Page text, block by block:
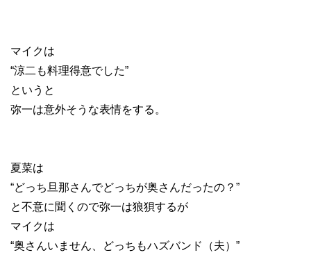
マイクは
“涼二も料理得意でした”
というと
弥一は意外そうな表情をする。
夏菜は
“どっち旦那さんでどっちが奥さんだったの？”
と不意に聞くので弥一は狼狽するが
マイクは
“奥さんいません、どっちもハズバンド（夫）”